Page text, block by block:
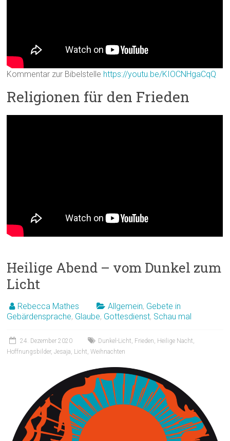
Kommentar zur Bibelstelle https://youtu.be/KIOCNHgaCqQ
Religionen für den Frieden
Heilige Abend – vom Dunkel zum
Licht
Rebecca Mathes Allgemein, Gebete in
Gebärdensprache, Glaube, Gottesdienst, Schau mal
24. Dezember 2020 Dunkel-Licht, Frieden, Heilige Nacht,
Hoffnungsbilder,Jesaja, Licht,Weihnachten